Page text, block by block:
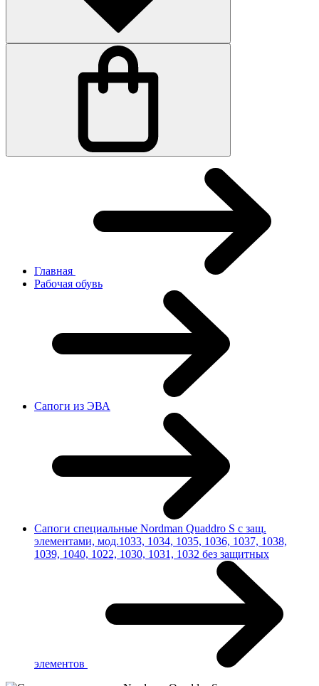
Главная
Рабочая обувь
Сапоги из ЭВА
Сапоги специальные Nordman Quaddro S с защ.
элементами, мод.1033, 1034, 1035, 1036, 1037, 1038,
1039, 1040, 1022, 1030, 1031, 1032 без защитных
элементов